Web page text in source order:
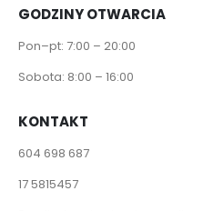
GODZINY OTWARCIA
Pon–pt: 7:00 – 20:00
Sobota: 8:00 – 16:00
KONTAKT
604 698 687
17 5815457